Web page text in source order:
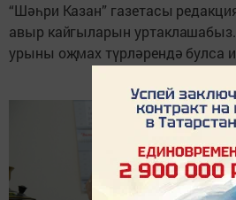
“Шәһри Казан” газетасы
авыр кайгыларын
урыны оҗмах түрләрендә булса